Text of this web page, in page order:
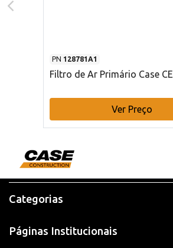
PN 128781A1
Filtro de Ar Primário Case CE
Ver Preço
Categorias
Páginas Institucionais